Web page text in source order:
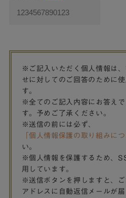
※ご記入いただく個人情報は
せに対してのご回答のために
す。
※全てのご記入内容にお答え
す。予めご了承ください。
※送信の前には必ず、
「個人情報保護の取り組みにつ
い。
※個人情報を保護するため、
用しています。
※送信ボタンを押しますと、
アドレスに自動返信メールが届